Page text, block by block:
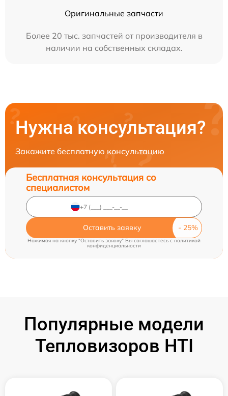
Оригинальные запчасти
Более 20 тыс. запчастей от производителя в
наличии на собственных складах.
Нужна консультация?
Закажите бесплатную консультацию
Бесплатная консультация со
специалистом
Оставить заявку
Нажимая на кнопку "Оставить заявку" Вы соглашаетесь cполитикой
конфиденциальности
Популярные модели
Тепловизоров HTI